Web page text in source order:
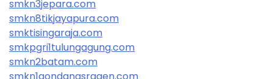
smkn3jepara.com
smkn8tikjayapura.com
smktisingaraja.com
smkpgri1tulungagung.com
smkn2batam.com